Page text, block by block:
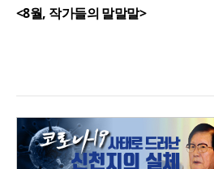
<8월, 작가들의 말말말>